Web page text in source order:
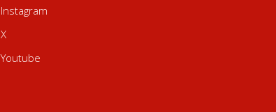
Instagram
X
Youtube